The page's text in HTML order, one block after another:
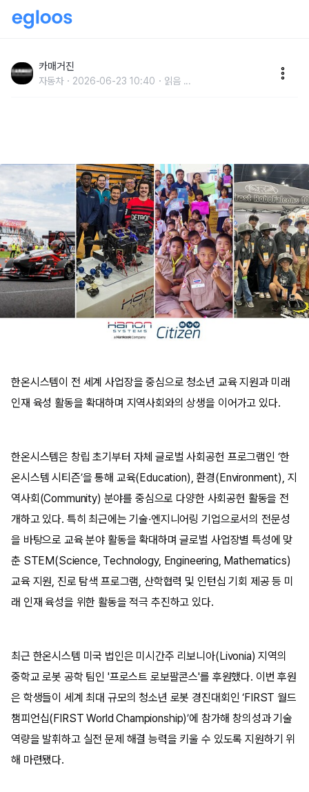
전개 카매거진
자동차 2026-06-23 10:40 읽음 ...
한온시스템이 전 세계 사업장을 중심으로 청소년 교육 지원과 미래
인재 육성 활동을 확대하며 지역사회와의 상생을 이어가고 있다.
한온시스템은 창립 초기부터 자체 글로벌 사회공헌 프로그램인 ‘한
온시스템 시티즌’을 통해 교육(Education), 환경(Environment), 지
역사회(Community) 분야를 중심으로 다양한 사회공헌 활동을 전
개하고 있다. 특히 최근에는 기술·엔지니어링 기업으로서의 전문성
을 바탕으로 교육 분야 활동을 확대하며 글로벌 사업장별 특성에 맞
춘 STEM(Science, Technology, Engineering, Mathematics)
교육 지원, 진로 탐색 프로그램, 산학협력 및 인턴십 기회 제공 등 미
래 인재 육성을 위한 활동을 적극 추진하고 있다.
최근 한온시스템 미국 법인은 미시간주 리보니아(Livonia) 지역의
중학교 로봇 공학 팀인 '프로스트 로보팔콘스'를 후원했다. 이번 후원
은 학생들이 세계 최대 규모의 청소년 로봇 경진대회인 ‘FIRST 월드
챔피언십(FIRST World Championship)’에 참가해 창의성과 기술
역량을 발휘하고 실전 문제 해결 능력을 키울 수 있도록 지원하기 위
해 마련됐다.